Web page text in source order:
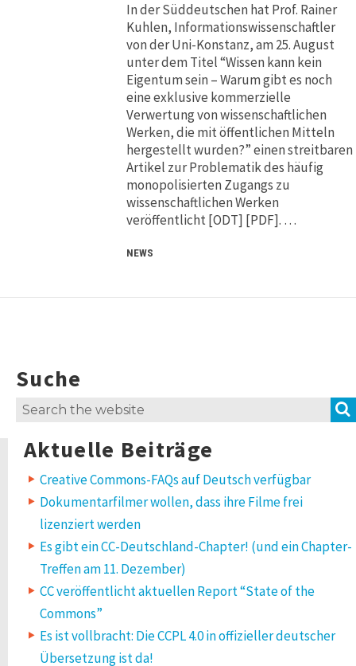
In der Süddeutschen hat Prof. Rainer
Kuhlen, Informationswissenschaftler
von der Uni-Konstanz, am 25. August
unter dem Titel “Wissen kann kein
Eigentum sein – Warum gibt es noch
eine exklusive kommerzielle
Verwertung von wissenschaftlichen
Werken, die mit öffentlichen Mitteln
hergestellt wurden?” einen streitbaren
Artikel zur Problematik des häufig
monopolisierten Zugangs zu
wissenschaftlichen Werken
veröffentlicht [ODT] [PDF]. …
NEWS
Suche
Search
Aktuelle Beiträge
Creative Commons-FAQs auf Deutsch verfügbar
Dokumentarfilmer wollen, dass ihre Filme frei
lizenziert werden
Es gibt ein CC-Deutschland-Chapter! (und ein Chapter-
Treffen am 11. Dezember)
CC veröffentlicht aktuellen Report “State of the
Commons”
Es ist vollbracht: Die CCPL 4.0 in offizieller deutscher
Übersetzung ist da!